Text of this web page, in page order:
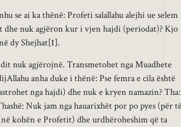
se ai ka thënë: Profeti salallahu alejhi ue selem
dhe nuk agjëron kur i vjen hajdi (periodat)? Kjo
dy Shejhat[1].
nuk agjërojnë. Transmetohet nga Muadhete
anha duke i thënë: Pse femra e cila është
nga hajdi) dhe nuk e kryen namazin? Tha:
Nuk jam nga hauarixhët por po pyes (për të
kohën e Profetit) dhe urdhëroheshim që ta